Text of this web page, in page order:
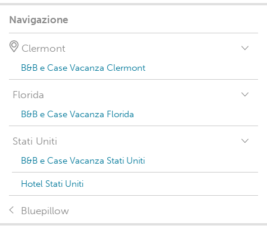
Navigazione
Clermont
B&B e Case Vacanza Clermont
Florida
B&B e Case Vacanza Florida
Stati Uniti
B&B e Case Vacanza Stati Uniti
Hotel Stati Uniti
Bluepillow